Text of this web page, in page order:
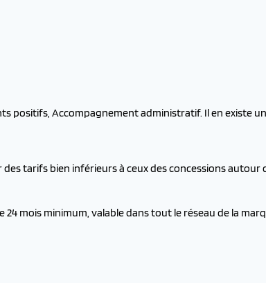
positifs, Accompagnement administratif. Il en existe
tarifs bien inférieurs à ceux des concessions autour
mois minimum, valable dans tout le réseau de la